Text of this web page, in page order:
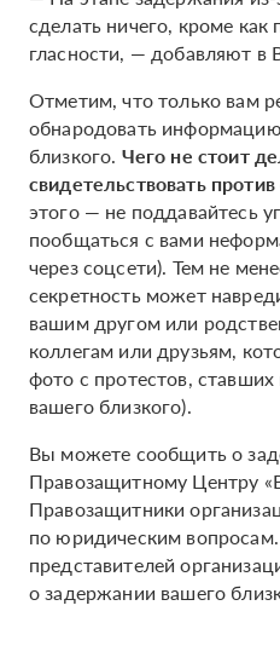
сделать ничего, кроме
гласности, — добавляют в
Отметим, что только вам
обнародовать
близкого. Чего не стоит
свидетельствовать
этого — не поддавайтесь
пообщаться с вами
через соцсети). Тем не
секретность может
вашим другом или
коллегам или друзьям,
фото с протестов,
вашего близкого).
Вы можете сообщить о
Правозащитному Центру
Правозащитники
по юридическим
представителей
о задержании вашего